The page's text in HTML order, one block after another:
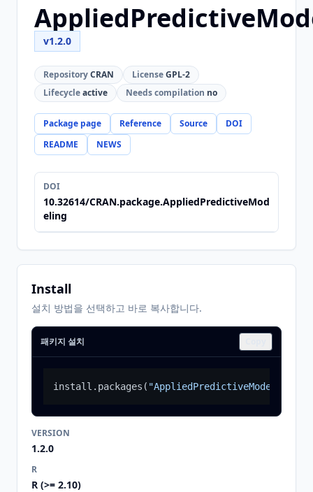
v1.2.0
RepositoryCRAN LicenseGPL-2
Lifecycleactive Needs compilation no
Package page Reference Source
DOI
README
NEWS
DOI
10.32614/CRAN.package.AppliedPredictiveMod
eling
Install
설치 방법을 선택하고 바로 복사합니다.
패키지 설치
install.packages ( "AppliedPredictiveModeling"
VERSION
1.2.0
R
R (>= 2.10)